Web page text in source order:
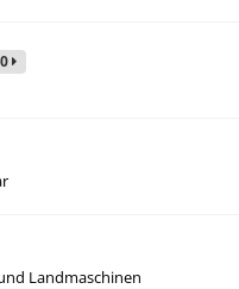
Landmaschinen